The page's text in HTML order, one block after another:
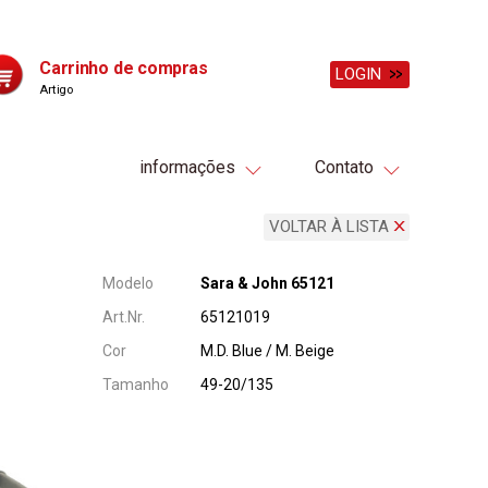
Carrinho de compras
Artigo
LOGIN
informações Contato
VOLTAR À LISTA
Modelo
Sara & John 65121
Art.Nr.
65121019
Cor
M.D. Blue / M. Beige
Tamanho
49-20/135